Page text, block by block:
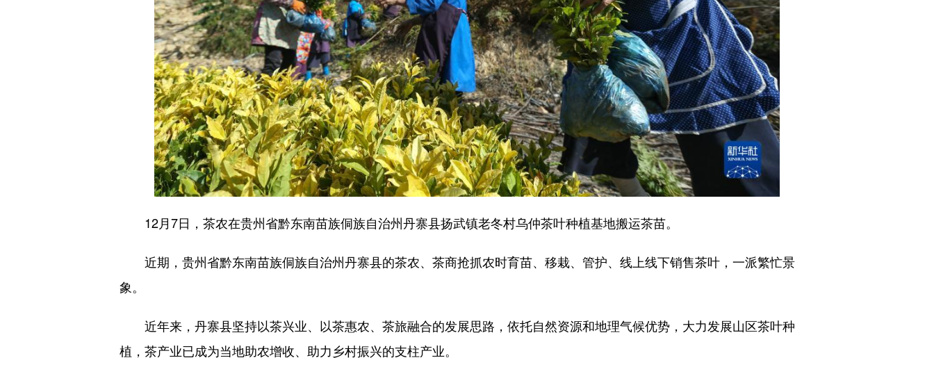
12月7日，茶农在贵州省黔东南苗族侗族自治州丹寨县扬武镇老冬村乌仲茶叶种植基地搬运茶苗。
近期，贵州省黔东南苗族侗族自治州丹寨县的茶农、茶商抢抓农时育苗、移栽、管护、线上线下销售茶叶，一派繁忙景
象。
近年来，丹寨县坚持以茶兴业、以茶惠农、茶旅融合的发展思路，依托自然资源和地理气候优势，大力发展山区茶叶种
植，茶产业已成为当地助农增收、助力乡村振兴的支柱产业。